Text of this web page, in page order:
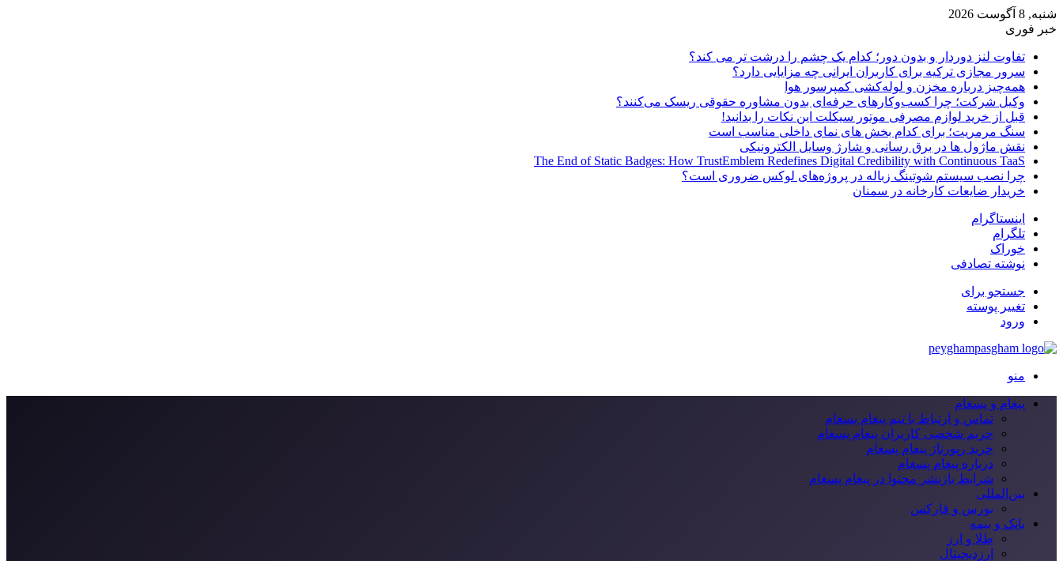
شنبه, 8 آگوست 2026
خبر فوری
تفاوت لنز دوردار و بدون دور؛ کدام یک چشم را درشت تر می کند؟
سرور مجازی ترکیه برای کاربران ایرانی چه مزایایی دارد؟
همه‌چیز درباره مخزن و لوله‌کشی کمپرسور هوا
وکیل شرکت؛ چرا کسب‌وکارهای حرفه‌ای بدون مشاوره حقوقی ریسک می‌کنند؟
قبل از خرید لوازم مصرفی موتور سیکلت این نکات را بدانید!
سنگ مرمریت؛ برای کدام بخش های نمای داخلی مناسب است
نقش ماژول ها در برق رسانی و شارژ وسایل الکترونیکی
The End of Static Badges: How TrustEmblem Redefines Digital Credibility with Continuous TaaS
چرا نصب سیستم شوتینگ زباله در پروژه‌های لوکس ضروری است؟
خریدار ضایعات کارخانه در سمنان
اینستاگرام
تلگرام
خوراک
نوشته تصادفی
جستجو برای
تغییر پوسته
ورود
منو
پیغام و پسغام
تماس و ارتباط با تیم پیغام پسغام
حریم شخصی کاربران پیغام پسغام
خرید رپورتاژ پیغام پسغام
درباره پیغام پسغام
شرایط بازنشر محتوا در پیغام پسغام
بین‌المللی
بورس و فارکس
بانک و بیمه
طلا و ارز
ارزدیجیتال